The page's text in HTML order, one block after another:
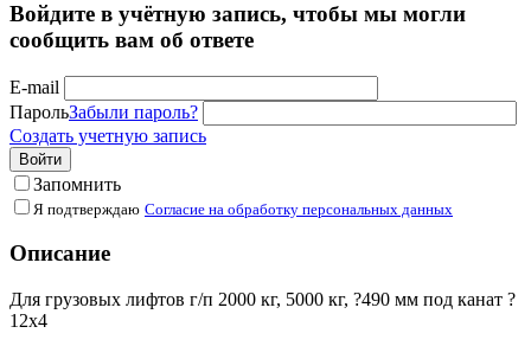
Войдите в учётную запись, чтобы мы могли
сообщить вам об ответе
E-mail
ПарольЗабыли пароль?
Создать учетную запись
Войти
Запомнить
Я подтверждаю Согласие на обработку персональных данных
Описание
Для грузовых лифтов г/п 2000 кг, 5000 кг, ?490 мм под канат ?
12х4